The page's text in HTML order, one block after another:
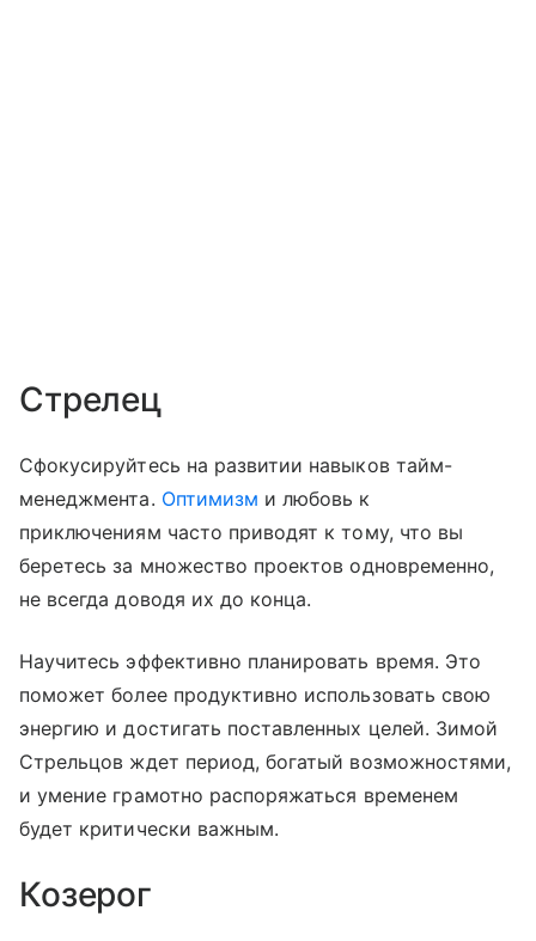
Стрелец
Сфокусируйтесь на развитии навыков тайм-
менеджмента. Оптимизм и любовь к
приключениям часто приводят к тому, что вы
беретесь за множество проектов одновременно,
не всегда доводя их до конца.
Научитесь эффективно планировать время. Это
поможет более продуктивно использовать свою
энергию и достигать поставленных целей. Зимой
Стрельцов ждет период, богатый возможностями,
и умение грамотно распоряжаться временем
будет критически важным.
Козерог